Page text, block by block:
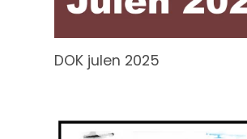
DOK julen 2025